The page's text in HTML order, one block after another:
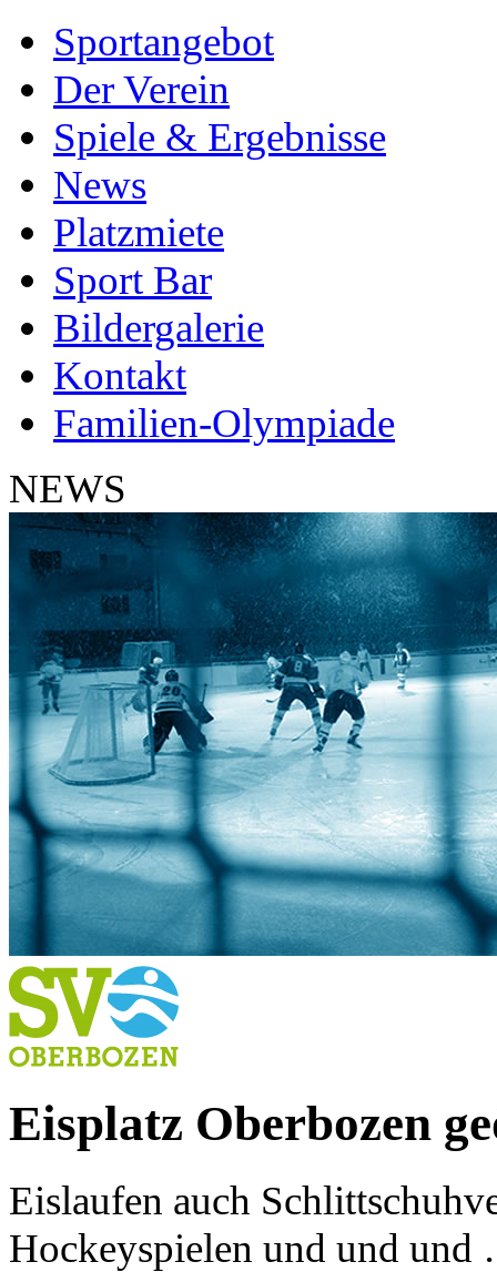
Sportangebot
Der Verein
Spiele & Ergebnisse
News
Platzmiete
Sport Bar
Bildergalerie
Kontakt
Familien-Olympiade
NEWS
Eisplatz Oberbozen
Eislaufen auch
Hockeyspielen und und